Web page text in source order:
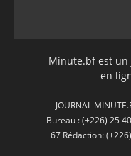
Minute.bf est un
en
JOURNAL
Bureau : (+226) 25
67 Rédaction: